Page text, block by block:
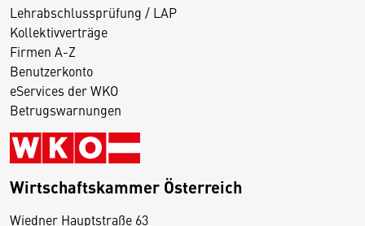
Lehrabschlussprüfung / LAP
Kollektivverträge
Firmen A-Z
Benutzerkonto
eServices der WKO
Betrugswarnungen
Wirtschaftskammer Österreich
Wiedner Hauptstraße 63